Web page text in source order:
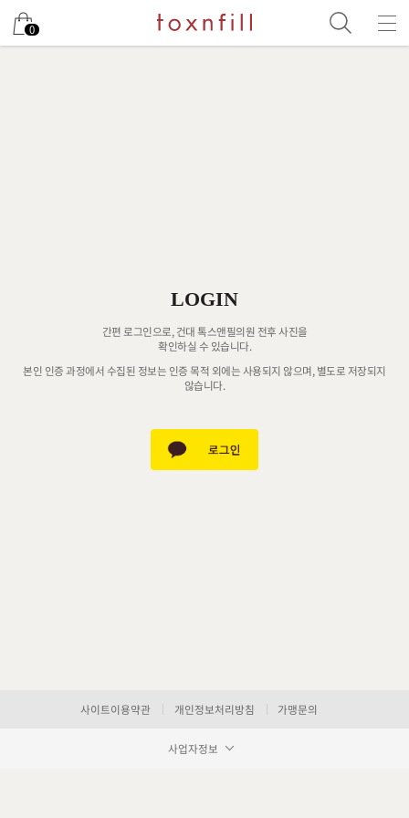
0
LOGIN
간편 로그인으로, 건대 톡스앤필의원 전후 사진을
확인하실 수 있습니다.
본인 인증 과정에서 수집된 정보는 인증 목적 외에는 사용되지 않으며, 별도로 저장되지
않습니다.
사이트이용약관 개인정보처리방침 가맹문의
사업자정보